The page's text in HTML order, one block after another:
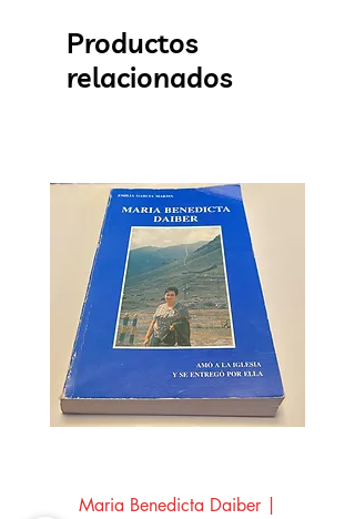
Productos
relacionados
Maria Benedicta Daiber |